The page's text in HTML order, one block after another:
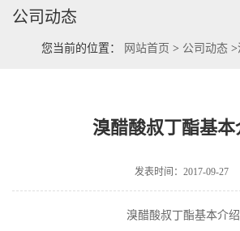
公司动态
公司动态
您当前的位置： 网站首页 > 公司动态 >
溴醋酸叔丁酯基本
发表时间：2017-09-27
溴醋酸叔丁酯基本介绍